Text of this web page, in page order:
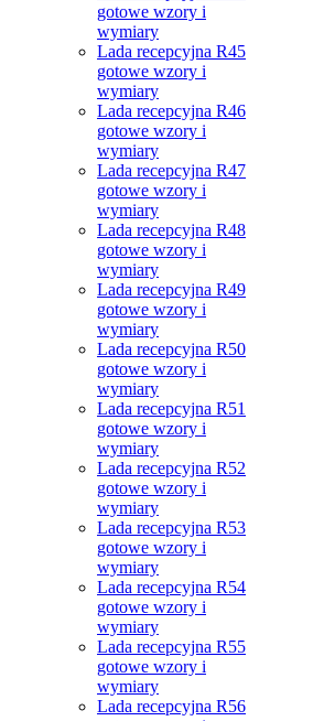
gotowe wzory i
wymiary
Lada recepcyjna R45
gotowe wzory i
wymiary
Lada recepcyjna R46
gotowe wzory i
wymiary
Lada recepcyjna R47
gotowe wzory i
wymiary
Lada recepcyjna R48
gotowe wzory i
wymiary
Lada recepcyjna R49
gotowe wzory i
wymiary
Lada recepcyjna R50
gotowe wzory i
wymiary
Lada recepcyjna R51
gotowe wzory i
wymiary
Lada recepcyjna R52
gotowe wzory i
wymiary
Lada recepcyjna R53
gotowe wzory i
wymiary
Lada recepcyjna R54
gotowe wzory i
wymiary
Lada recepcyjna R55
gotowe wzory i
wymiary
Lada recepcyjna R56